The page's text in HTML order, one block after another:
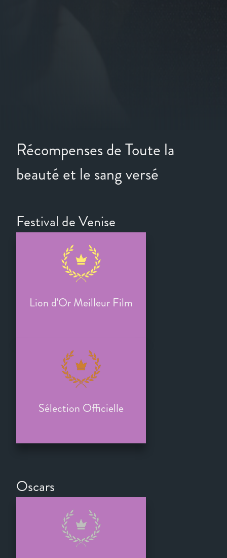
Récompenses de Toute la
beauté et le sang versé
Festival de Venise
Lion d'Or Meilleur Film
Sélection Officielle
Oscars